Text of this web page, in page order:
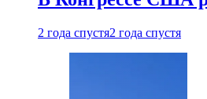
2 года спустя2 года спустя